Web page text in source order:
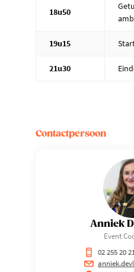
18u50
19u15
21u30
Contactpersoon
Anniek
Event
02 255 20